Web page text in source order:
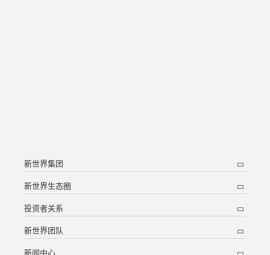
新世界集团
新世界生态圈
投资者关系
新世界团队
新闻中心